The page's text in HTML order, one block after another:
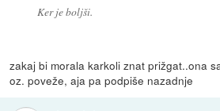
Ker je boljši.
zakaj bi morala karkoli znat prižgat..ona
oz. poveže, aja pa podpiše nazadnje